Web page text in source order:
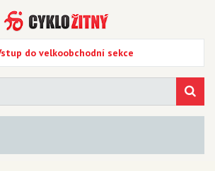
do velkoobchodní sekce